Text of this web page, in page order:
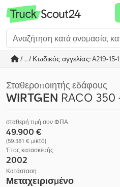
/ ... / Κωδικός αγγελίας: A219-15-
Σταθεροποιητής εδάφους
WIRTGEN RACO 350
σταθερή τιμή συν ΦΠΑ
49.900 €
(59.381 € μικτό)
Έτος κατασκευής
2002
Κατάσταση
Μεταχειρισμένο